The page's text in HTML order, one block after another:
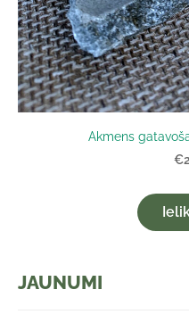
JAUNUMI
Akmens